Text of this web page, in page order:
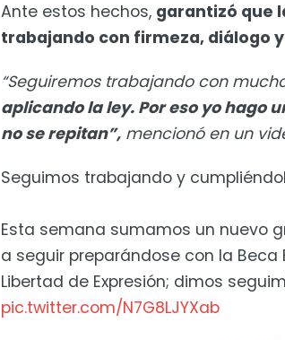
Ante estos hechos, garantizó que
trabajando con firmeza, diálogo
“Seguiremos trabajando con
aplicando la ley. Por eso yo hago
no se repitan”, mencionó en un
Seguimos trabajando y
Esta semana sumamos un nuevo
a seguir preparándose con la
Libertad de Expresión; dimos
pic.twitter.com/N7G8LJYXab